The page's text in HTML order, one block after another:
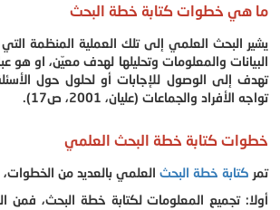
ما هي خطوات كتابة خطة البحث
يشير البحث العلمي إلى تلك العملية المنظمة
البيانات والمعلومات وتحليلها لهدف معيّن، او هو
تهدف إلى الوصول للإجابات أو لحلول حول
تواجه الأفراد والجماعات (عليان، 2001، ص17).
خطوات كتابة خطة البحث العلمي
تمر كتابة خطة البحث العلمي بالعديد من
أولا: تجميع المعلومات لكتابة خطة البحث، فمن